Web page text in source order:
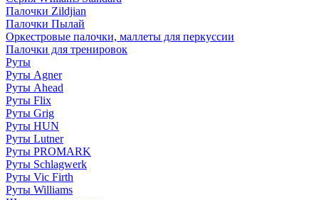
Палочки Zildjian
Палочки Пылай
Оркестровые палочки, маллеты для перкуссии
Палочки для тренировок
Руты
Руты Agner
Руты Ahead
Руты Flix
Руты Grig
Руты HUN
Руты Lutner
Руты PROMARK
Руты Schlagwerk
Руты Vic Firth
Руты Williams